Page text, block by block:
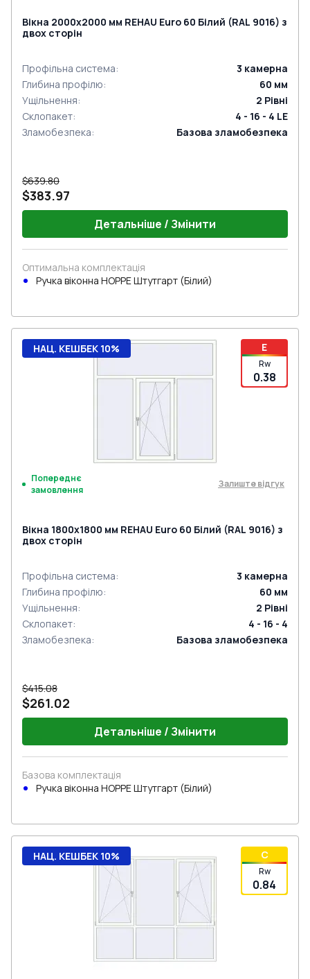
Вікна 2000x2000 мм REHAU Euro 60 Білий (RAL 9016) з
двох сторін
Профільна система: 3 камерна
Глибина профілю: 60 мм
Ущільнення: 2 Рівні
Склопакет:
4 - 16 - 4 LE
Зламобезпека: Базова зламобезпека
$639.80
$383.97
Детальніше / Змінити
Оптимальна комплектація
Ручка віконна HOPPE Штутгарт (Білий)
E
Rw
0.38
НАЦ. КЕШБЕК 10%
Попереднє
замовлення
Залиште відгук
Вікна 1800x1800 мм REHAU Euro 60 Білий (RAL 9016) з
двох сторін
Профільна система: 3 камерна
Глибина профілю: 60 мм
Ущільнення: 2 Рівні
Склопакет:
4 - 16 - 4
Зламобезпека: Базова зламобезпека
$415.08
$261.02
Детальніше / Змінити
Базова комплектація
Ручка віконна HOPPE Штутгарт (Білий)
C
Rw
0.84
НАЦ. КЕШБЕК 10%